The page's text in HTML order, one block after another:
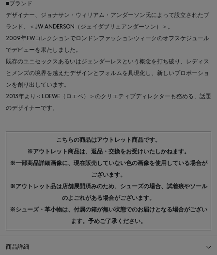
■ブランド
デザイナー、ジョナサン・ウィリアム・アンダーソン氏によって設立されたブ
ランド、＜JW ANDERSON（ジェイダブリュアンダーソン）＞。
2009年FWコレクションでロンドンファッションウィークのオフスケジュール
でデビューを果たしました。
既存のユニセックスあるいはジェンダーレスという概念を打ち破り、レディス
とメンズの境界を越えたデザインとフォルムを具現化し、新しいプロポーショ
ンを創り出しています。
2013年より＜LOEWE（ロエベ）＞のクリエティブディレクターも務める、話題
のデザイナーです。
こちらの商品はアウトレット商品です。
※アウトレット商品は、返品・交換をお受けいたしかねます。
※一部商品詳細画像に、現在販売していない色の画像を使用している場合が
ございます。
※アウトレット品は店舗展開済みのため、シューズの場合、試着痕やソール
のよごれがある場合がございます。
※シューズ・革小物は、付属の箱が無い状態でのお届けとなる場合がござい
ます。予めご了承ください。
商品詳細